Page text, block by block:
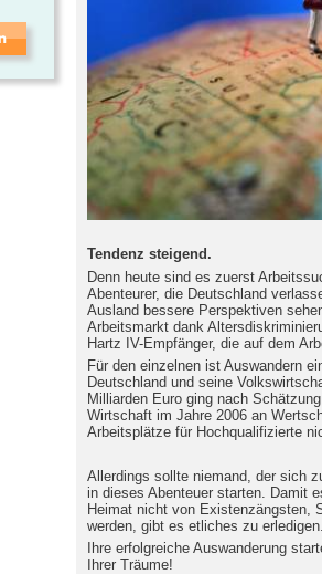
Tendenz steigend.
Denn heute sind es zuerst
Abenteurer, die Deutschland
Ausland bessere Perspektiven
Arbeitsmarkt dank
Hartz IV-Empfänger, die auf dem
Für den einzelnen ist Auswandern
Deutschland und seine
Milliarden Euro ging nach
Wirtschaft im Jahre 2006 an
Arbeitsplätze für Hochqualifizierte
Allerdings sollte niemand, der sich
in dieses Abenteuer starten. Damit
Heimat nicht von Existenzängsten,
werden, gibt es etliches zu
Ihre erfolgreiche Auswanderung
Ihrer Träume!